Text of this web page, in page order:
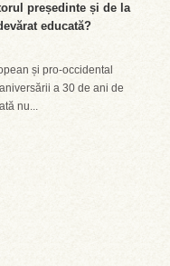
președinte și de la
educată?
și pro-occidental
a 30 de ani de
nu...